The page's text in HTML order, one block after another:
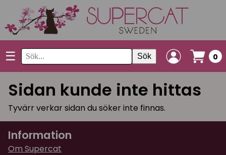
☰ Sök 0
Sidan kunde inte hittas
Tyvärr verkar sidan du söker inte finnas.
Information
Om Supercat